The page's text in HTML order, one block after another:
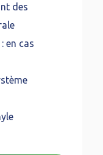
des
en cas